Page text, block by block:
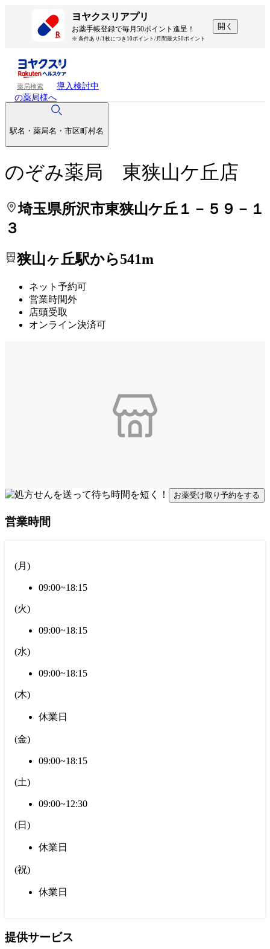
ヨヤクスリアプリ
お薬手帳登録で毎月50ポイント進呈！
※ 条件あり/1枚につき10ポイント/月間最大50ポイント
開く
薬局検索
導入検討中
の薬局様へ
駅名・薬局名・市区町村名
のぞみ薬局 東狭山ケ丘店
埼玉県所沢市東狭山ケ丘１－５９－１
３
狭山ヶ丘駅から541m
ネット予約可
営業時間外
店頭受取
オンライン決済可
処方せんを送って待ち時間を短く！
お薬受け取り予約をする
営業時間
(月 )
09:00~18:15
(火)
09:00~18:15
(水)
09:00~18:15
(木)
休業日
(金)
09:00~18:15
(土)
09:00~12:30
(日 )
休業日
(祝)
休業日
提供サービス
処方せんを送って待ち時間を短く！